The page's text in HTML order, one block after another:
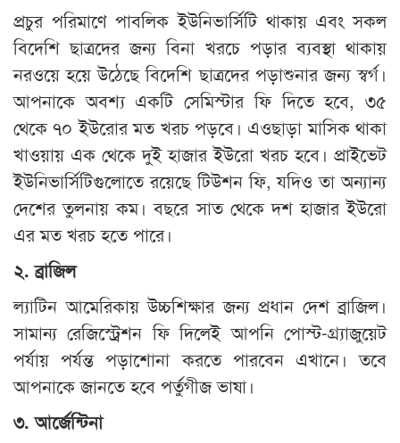
প্রচুর পরিমাণে পাবলিক ইউনিভার্সিটি থাকায় এবং সকল
বিদেশি ছাত্রদের জন্য বিনা খরচে পড়ার ব্যবস্থা থাকায়
নরওয়ে হয়ে উঠেছে বিদেশি ছাত্রদের পড়াশুনার জন্য স্বর্গ।
আপনাকে অবশ্য একটি সেমিস্টার ফি দিতে হবে, ৩৫
থেকে ৭০ ইউরোর মত খরচ পড়বে। এওছাড়া মাসিক থাকা
খাওয়ায় এক থেকে দুই হাজার ইউরো খরচ হবে। প্রাইভেট
ইউনিভার্সিটিগুলোতে রয়েছে টিউশন ফি, যদিও তা অন্যান্য
দেশের তুলনায় কম। বছরে সাত থেকে দশ হাজার ইউরো
এর মত খরচ হতে পারে।
২.ব্রাজিল
ল্যাটিন আমেরিকায় উচ্চশিক্ষার জন্য প্রধান দেশ ব্রাজিল।
সামান্য রেজিস্ট্রেশন ফি দিলেই আপনি পোস্ট-গ্র্যাজুয়েট
পর্যায় পর্যন্ত পড়াশোনা করতে পারবেন এখানে। তবে
আপনাকে জানতে হবে পর্তুগীজ ভাষা।
৩.আর্জেন্টিনা